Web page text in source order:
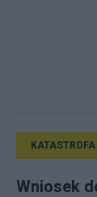
Wniosek